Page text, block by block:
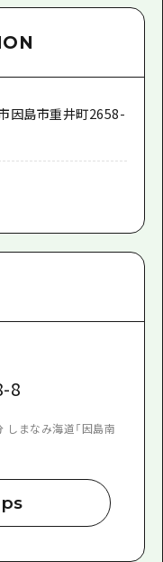
因島市重井町2658-
8
しまなみ海道「因島南